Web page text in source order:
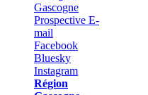
Région